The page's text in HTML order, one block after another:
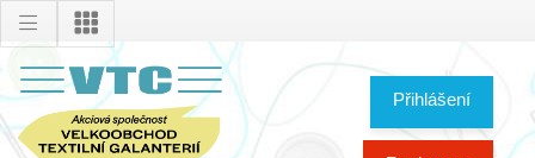
Přihlášení